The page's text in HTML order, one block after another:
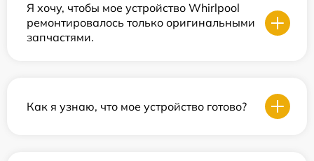
Я хочу, чтобы мое устройство Whirlpool
ремонтировалось только оригинальными
запчастями.
Как я узнаю, что мое устройство готово?